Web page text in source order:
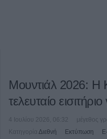
Μουντιάλ 2026: Η
τελευταίο
4 Ιουλίου 2026, 06:32
μέγεθος
Κατηγορία Διεθνή Εκτύπωση